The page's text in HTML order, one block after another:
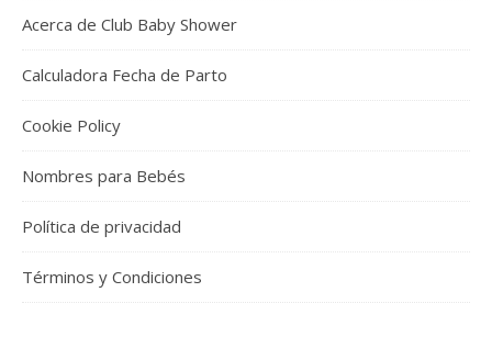
Acerca de Club Baby Shower
Calculadora Fecha de Parto
Cookie Policy
Nombres para Bebés
Política de privacidad
Términos y Condiciones